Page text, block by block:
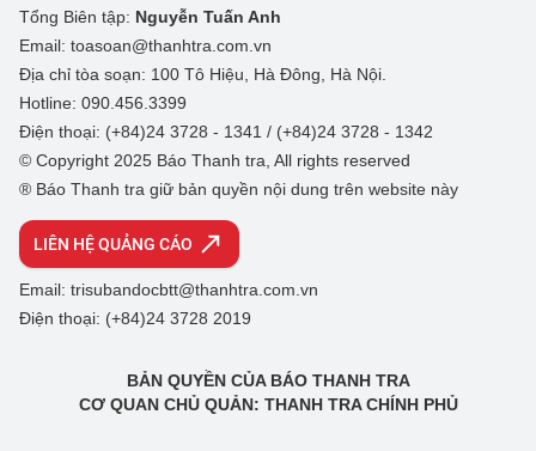
Tổng Biên tập: Nguyễn Tuấn Anh
Email: toasoan@thanhtra.com.vn
Địa chỉ tòa soạn: 100 Tô Hiệu, Hà Đông, Hà Nội.
Hotline: 090.456.3399
Điện thoại: (+84)24 3728 - 1341 / (+84)24 3728 - 1342
© Copyright 2025 Báo Thanh tra, All rights reserved
® Báo Thanh tra giữ bản quyền nội dung trên website này
LIÊN HỆ QUẢNG CÁO
Email: trisubandocbtt@thanhtra.com.vn
Điện thoại: (+84)24 3728 2019
BẢN QUYỀN CỦA BÁO THANH TRA
CƠ QUAN CHỦ QUẢN: THANH TRA CHÍNH PHỦ